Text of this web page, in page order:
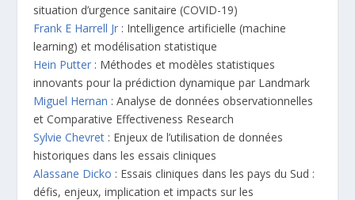
situation d’urgence sanitaire (COVID-19)
Frank E Harrell Jr : Intelligence artificielle (machine
learning) et modélisation statistique
Hein Putter : Méthodes et modèles statistiques
innovants pour la prédiction dynamique par Landmark
Miguel Hernan : Analyse de données observationnelles
et Comparative Effectiveness Research
Sylvie Chevret : Enjeux de l’utilisation de données
historiques dans les essais cliniques
Alassane Dicko : Essais cliniques dans les pays du Sud :
défis, enjeux, implication et impacts sur les